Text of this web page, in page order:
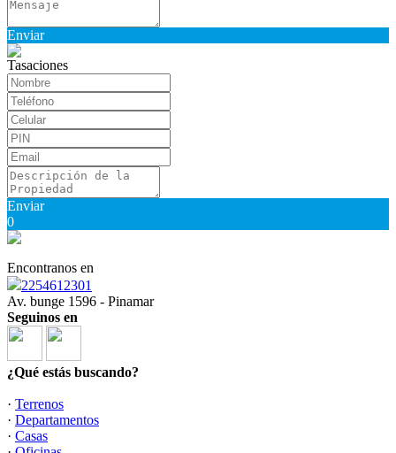
Enviar
Tasaciones
Enviar
0
Encontranos en
2254612301
Av. bunge 1596 - Pinamar
Seguinos en
¿Qué estás buscando?
· Terrenos
· Departamentos
· Casas